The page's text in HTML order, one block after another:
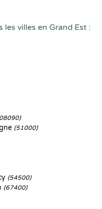
villes en Grand Est :
(51000)
(54500)
(67400)